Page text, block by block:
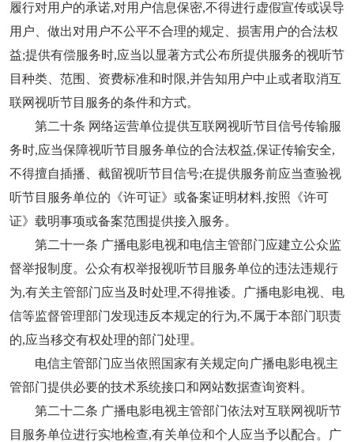
履行对用户的承诺,对用户信息保密,不得进行虚假宣传或误导
用户、做出对用户不公平不合理的规定、损害用户的合法权
益;提供有偿服务时,应当以显著方式公布所提供服务的视听节
目种类、范围、资费标准和时限,并告知用户中止或者取消互
联网视听节目服务的条件和方式。
第二十条 网络运营单位提供互联网视听节目信号传输服
务时,应当保障视听节目服务单位的合法权益,保证传输安全,
不得擅自插播、截留视听节目信号;在提供服务前应当查验视
听节目服务单位的《许可证》或备案证明材料,按照《许可
证》载明事项或备案范围提供接入服务。
第二十一条 广播电影电视和电信主管部门应建立公众监
督举报制度。公众有权举报视听节目服务单位的违法违规行
为,有关主管部门应当及时处理,不得推诿。广播电影电视、电
信等监督管理部门发现违反本规定的行为,不属于本部门职责
的,应当移交有权处理的部门处理。
电信主管部门应当依照国家有关规定向广播电影电视主
管部门提供必要的技术系统接口和网站数据查询资料。
第二十二条 广播电影电视主管部门依法对互联网视听节
目服务单位进行实地检查,有关单位和个人应当予以配合。广